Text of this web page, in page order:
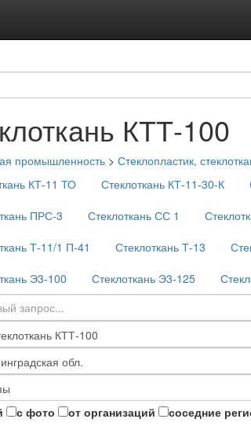
КТТ-100
промышленность > Стеклопластик,
КТ-11 ТО
Стеклоткань КТ-11-30-К
ПРС-3
Стеклоткань СС 1
Т-11/1 П-41
Стеклоткань Т-13
Э3-100
Стеклоткань Э3-125
с фото от организаций соседние